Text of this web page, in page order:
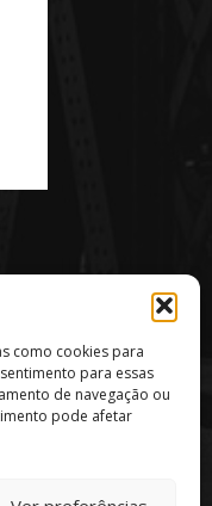
como cookies para
para essas
de navegação ou
pode afetar